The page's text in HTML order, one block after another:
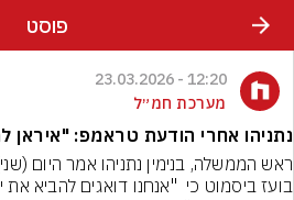
פוסט
12:20 - 23.03.2026
מערכת חמ״ל
נתניהו אחרי הודעת טראמפ: "איראן